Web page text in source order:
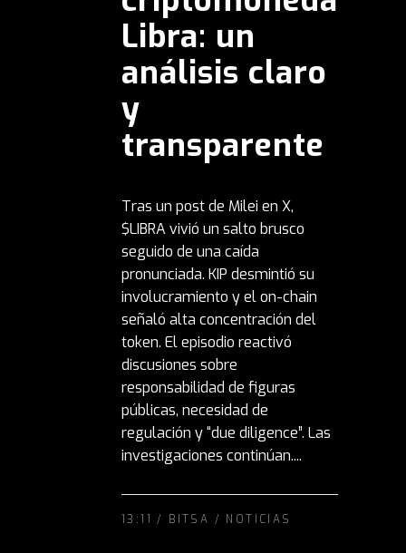
Libra: un
análisis claro
y
transparente
Tras un post de Milei en X,
$LIBRA vivió un salto brusco
seguido de una caída
pronunciada. KIP desmintió su
involucramiento y el on-chain
señaló alta concentración del
token. El episodio reactivó
discusiones sobre
responsabilidad de figuras
públicas, necesidad de
regulación y “due diligence”. Las
investigaciones continúan....
13:11 / BITSA / NOTICIAS